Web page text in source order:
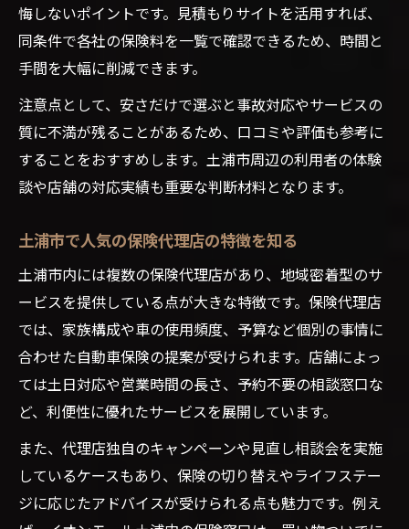
悔しないポイントです。見積もりサイトを活用すれば、
同条件で各社の保険料を一覧で確認できるため、時間と
手間を大幅に削減できます。
注意点として、安さだけで選ぶと事故対応やサービスの
質に不満が残ることがあるため、口コミや評価も参考に
することをおすすめします。土浦市周辺の利用者の体験
談や店舗の対応実績も重要な判断材料となります。
土浦市で人気の保険代理店の特徴を知る
土浦市内には複数の保険代理店があり、地域密着型のサ
ービスを提供している点が大きな特徴です。保険代理店
では、家族構成や車の使用頻度、予算など個別の事情に
合わせた自動車保険の提案が受けられます。店舗によっ
ては土日対応や営業時間の長さ、予約不要の相談窓口な
ど、利便性に優れたサービスを展開しています。
また、代理店独自のキャンペーンや見直し相談会を実施
しているケースもあり、保険の切り替えやライフステー
ジに応じたアドバイスが受けられる点も魅力です。例え